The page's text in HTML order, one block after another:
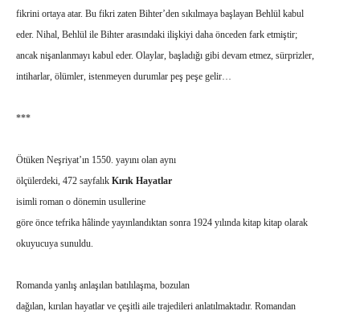
fikrini ortaya atar. Bu fikri zaten Bihter’den sıkılmaya başlayan Behlül kabul
eder. Nihal, Behlül ile Bihter arasındaki ilişkiyi daha önceden fark etmiştir;
ancak nişanlanmayı kabul eder. Olaylar, başladığı gibi devam etmez, sürprizler,
intiharlar, ölümler, istenmeyen durumlar peş peşe gelir…
***
Ötüken Neşriyat’ın 1550. yayını olan aynı
ölçülerdeki, 472 sayfalık Kırık Hayatlar
isimli roman o dönemin usullerine
göre önce tefrika hâlinde yayınlandıktan sonra 1924 yılında kitap kitap olarak
okuyucuya sunuldu.
Romanda yanlış anlaşılan batılılaşma, bozulan
dağılan, kırılan hayatlar ve çeşitli aile trajedileri anlatılmaktadır. Romandan